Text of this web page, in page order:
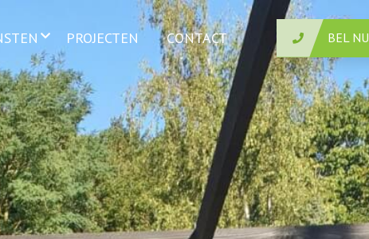
PROJECTEN CONTACT BEL NU